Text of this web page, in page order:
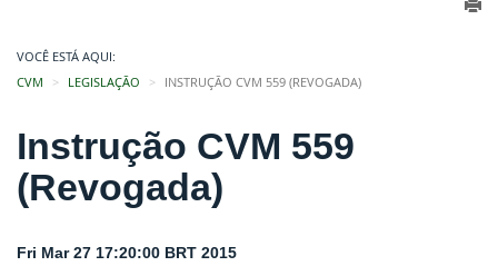
VOCÊ ESTÁ AQUI:
CVM
LEGISLAÇÃO INSTRUÇÃO CVM 559 (REVOGADA)
Instrução CVM 559
(Revogada)
Fri Mar 27 17:20:00 BRT 2015